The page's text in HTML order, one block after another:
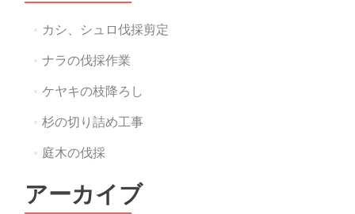
カシ、シュロ伐採剪定
ナラの伐採作業
ケヤキの枝降ろし
杉の切り詰め工事
庭木の伐採
アーカイブ